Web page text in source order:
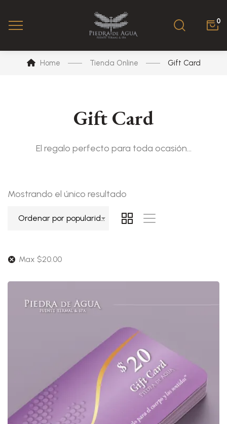
0
Home Tienda Online Gift Card
Gift Card
El regalo perfecto para toda ocasión…
Mostrando el único resultado
Ordenar por popularidad
Max $20.00